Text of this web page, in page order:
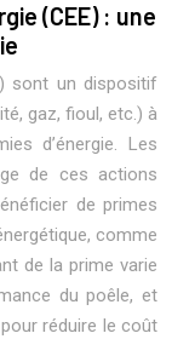
(CEE) : une
sont un dispositif
gaz, fioul, etc.) à
d’énergie. Les
de ces actions
de primes
comme
de la prime varie
du poêle, et
réduire le coût